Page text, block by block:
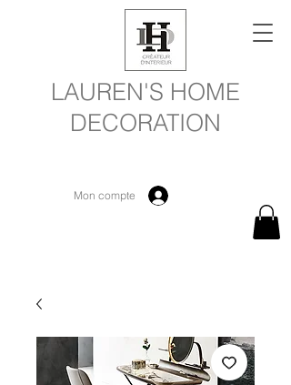
LAUREN'S HOME
DECORATION
Mon compte